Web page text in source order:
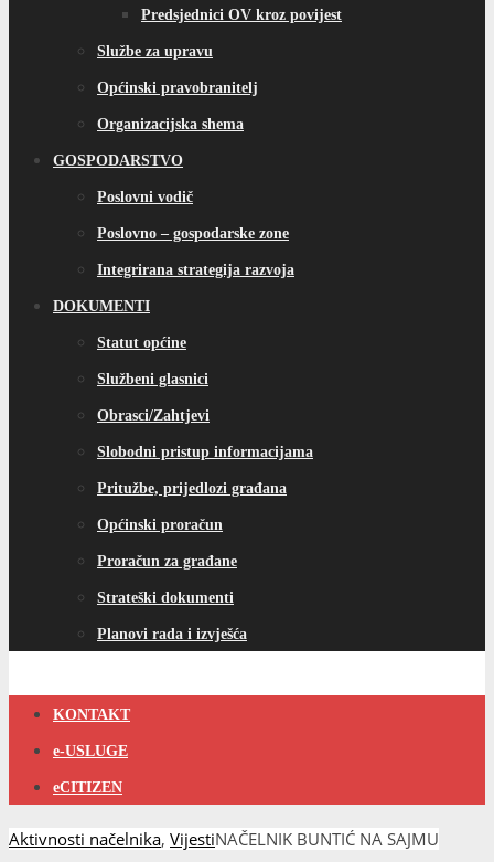
Predsjednici OV kroz povijest
Službe za upravu
Općinski pravobranitelj
Organizacijska shema
GOSPODARSTVO
Poslovni vodič
Poslovno – gospodarske zone
Integrirana strategija razvoja
DOKUMENTI
Statut općine
Službeni glasnici
Obrasci/Zahtjevi
Slobodni pristup informacijama
Pritužbe, prijedlozi građana
Općinski proračun
Proračun za građane
Strateški dokumenti
Planovi rada i izvješća
KONTAKT
e-USLUGE
eCITIZEN
Aktivnosti načelnika, VijestiNAČELNIK BUNTIĆ NA SAJMU